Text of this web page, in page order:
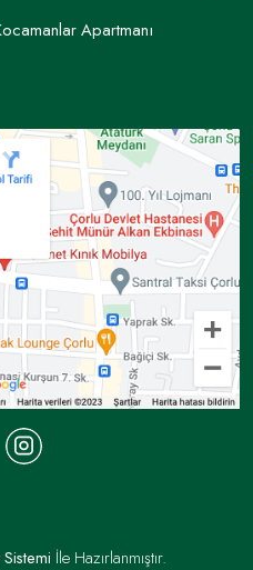
Apartmanı
İle Hazırlanmıştır.